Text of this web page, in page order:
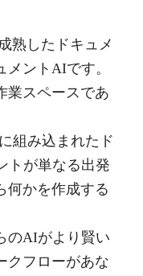
熟したドキュメ
ントAIです。
業スペースであ
組み込まれたド
トが単なる出発
何かを作成する
のAIがより賢い
クフローがあな